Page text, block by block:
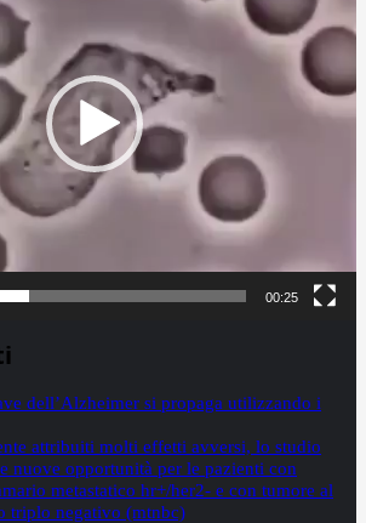
00:25
dell’Alzheimer si propaga utilizzando i
attribuiti molti effetti avversi, lo studio
nuove opportunità per le pazienti con
metastatico hr+/her2- e con tumore al
triplo negativo (mtnbc)